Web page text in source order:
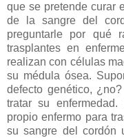
que se pretende curar
de la sangre del
preguntarle por qué
trasplantes en
realizan con células
su médula ósea.
defecto genético,
tratar su
propio enfermo para
su sangre del cordón